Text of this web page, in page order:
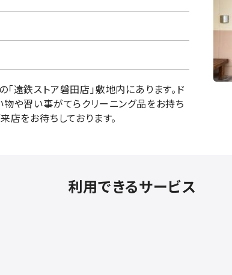
遠鉄ストア磐田店」敷地内にあります。ド
や習い事がてらクリーニング品をお持ち
店をお待ちしております。
利用できるサービス